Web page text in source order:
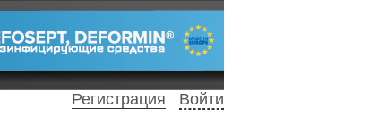
Войти
Регистрация